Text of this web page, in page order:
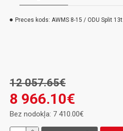
Preces kods: AWMS 8-15 / ODU Split 13t
8 966.10€
12 057.65€
Bez nodokļa: 7 410.00€